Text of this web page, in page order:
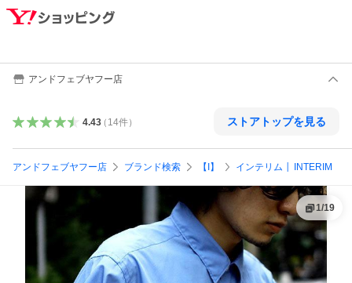
アンドフェブヤフー店
4.43（ 14件） ストアトップを見る
アンドフェブヤフー店 ブランド検索 【I】 インテリム │ INTERIM
1/19